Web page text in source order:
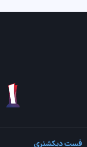
فست دیکشنری